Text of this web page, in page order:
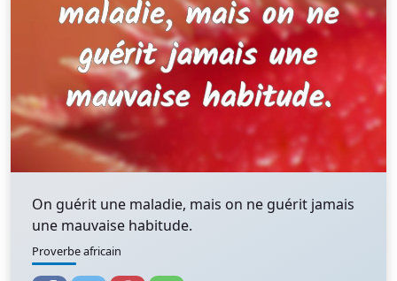
On guérit une maladie, mais on ne guérit jamais
une mauvaise habitude.
Proverbe africain